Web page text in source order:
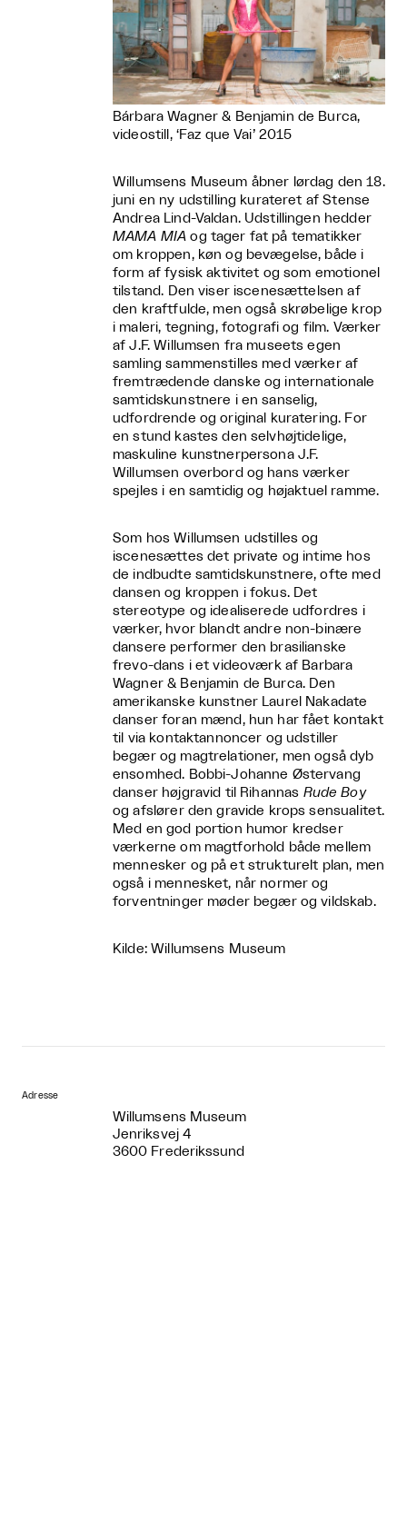
Bárbara Wagner & Benjamin de Burca,
videostill, ‘Faz que Vai’ 2015
Willumsens Museum åbner lørdag den 18.
juni en ny udstilling kurateret af Stense
Andrea Lind-Valdan. Udstillingen hedder
MAMA MIA og tager fat på tematikker
om kroppen, køn og bevægelse, både i
form af fysisk aktivitet og som emotionel
tilstand. Den viser iscenesættelsen af
den kraftfulde, men også skrøbelige krop
i maleri, tegning, fotografi og film. Værker
af J.F. Willumsen fra museets egen
samling sammenstilles med værker af
fremtrædende danske og internationale
samtidskunstnere i en sanselig,
udfordrende og original kuratering. For
en stund kastes den selvhøjtidelige,
maskuline kunstnerpersona J.F.
Willumsen overbord og hans værker
spejles i en samtidig og højaktuel ramme.
Som hos Willumsen udstilles og
iscenesættes det private og intime hos
de indbudte samtidskunstnere, ofte med
dansen og kroppen i fokus. Det
stereotype og idealiserede udfordres i
værker, hvor blandt andre non-binære
dansere performer den brasilianske
frevo-dans i et videoværk af Barbara
Wagner & Benjamin de Burca. Den
amerikanske kunstner Laurel Nakadate
danser foran mænd, hun har fået kontakt
til via kontaktannoncer og udstiller
begær og magtrelationer, men også dyb
ensomhed. Bobbi-Johanne Østervang
danser højgravid til Rihannas Rude Boy
og afslører den gravide krops sensualitet.
Med en god portion humor kredser
værkerne om magtforhold både mellem
mennesker og på et strukturelt plan, men
også i mennesket, når normer og
forventninger møder begær og vildskab.
Kilde: Willumsens Museum
Adresse
Willumsens Museum
Jenriksvej 4
3600 Frederikssund